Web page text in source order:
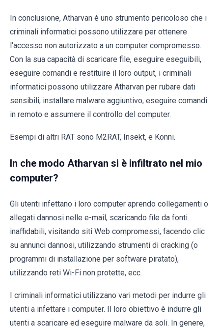
In conclusione, Atharvan è uno strumento pericoloso che i
criminali informatici possono utilizzare per ottenere
l'accesso non autorizzato a un computer compromesso.
Con la sua capacità di scaricare file, eseguire eseguibili,
eseguire comandi e restituire il loro output, i criminali
informatici possono utilizzare Atharvan per rubare dati
sensibili, installare malware aggiuntivo, eseguire comandi
in remoto e assumere il controllo del computer.
Esempi di altri RAT sono M2RAT, Insekt, e Konni.
In che modo Atharvan si è infiltrato nel mio
computer?
Gli utenti infettano i loro computer aprendo collegamenti o
allegati dannosi nelle e-mail, scaricando file da fonti
inaffidabili, visitando siti Web compromessi, facendo clic
su annunci dannosi, utilizzando strumenti di cracking (o
programmi di installazione per software piratato),
utilizzando reti Wi-Fi non protette, ecc.
I criminali informatici utilizzano vari metodi per indurre gli
utenti a infettare i computer. Il loro obiettivo è indurre gli
utenti a scaricare ed eseguire malware da soli. In genere,